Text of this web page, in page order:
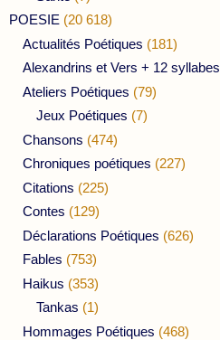
POESIE (20 618)
Actualités Poétiques (181)
Alexandrins et Vers + 12 syllabes
Ateliers Poétiques (79)
Jeux Poétiques (7)
Chansons (474)
Chroniques poétiques (227)
Citations (225)
Contes (129)
Déclarations Poétiques (626)
Fables (753)
Haikus (353)
Tankas (1)
Hommages Poétiques (468)